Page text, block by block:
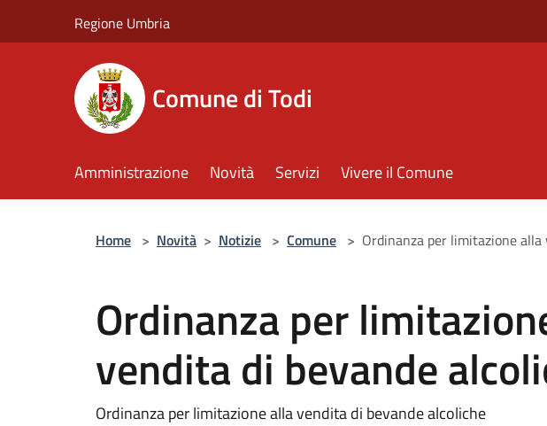
Regione Umbria
Comune di Todi
Amministrazione Novità Servizi Vivere il Comune
Home > Novità > Notizie > Comune > Ordinanza per limitazione
Ordinanza per
vendita di bevande
Ordinanza per limitazione alla vendita di bevande alcoliche